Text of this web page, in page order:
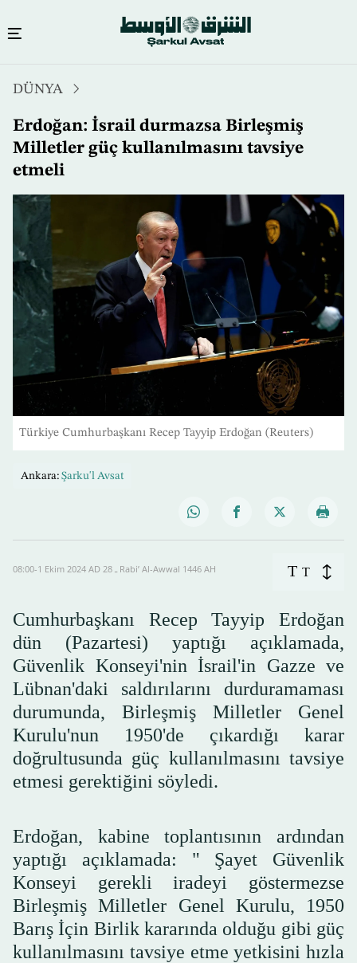
içeriğe
atla
DÜNYA
Erdoğan: İsrail durmazsa Birleşmiş
Milletler güç kullanılmasını tavsiye
etmeli
Türkiye Cumhurbaşkanı Recep Tayyip Erdoğan (Reuters)
Ankara: Şarku'l Avsat
08:00-1 Ekim 2024 AD ـ 28 Rabi’ Al-Awwal 1446 AH T T
Cumhurbaşkanı Recep Tayyip Erdoğan
dün (Pazartesi) yaptığı açıklamada,
Güvenlik Konseyi'nin İsrail'in Gazze ve
Lübnan'daki saldırılarını durduramaması
durumunda, Birleşmiş Milletler Genel
Kurulu'nun 1950'de çıkardığı karar
doğrultusunda güç kullanılmasını tavsiye
etmesi gerektiğini söyledi.
Erdoğan, kabine toplantısının ardından
yaptığı açıklamada: " Şayet Güvenlik
Konseyi gerekli iradeyi göstermezse
Birleşmiş Milletler Genel Kurulu, 1950
Barış İçin Birlik kararında olduğu gibi güç
kullanılmasını tavsiye etme yetkisini hızla